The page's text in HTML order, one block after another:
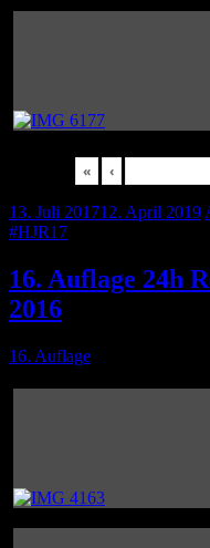
« ‹
13. Juli 201712. April 2019
#HJR17
16. Auflage 24h
2016
16. Auflage